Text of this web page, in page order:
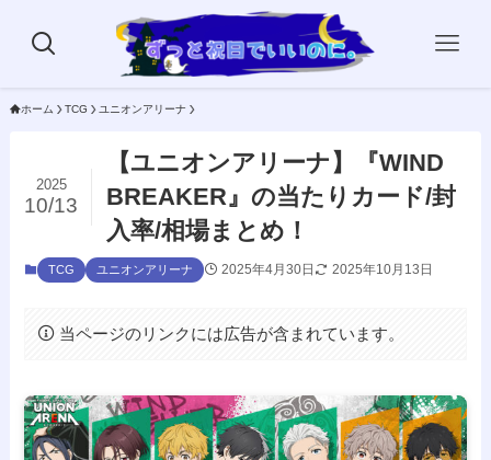
ホーム TCG ユニオンアリーナ
【ユニオンアリーナ】『WIND
BREAKER』の当たりカード/封
入率/相場まとめ！
2025
10/13
TCG ユニオンアリーナ 2025年4月30日 2025年10月13日
当ページのリンクには広告が含まれています。